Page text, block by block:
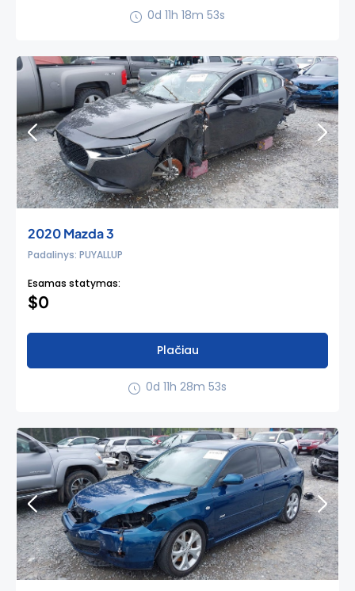
0d 11h 18m 52s
2020 Mazda 3
Padalinys: PUYALLUP
Esamas statymas:
$0
Plačiau
0d 11h 28m 52s